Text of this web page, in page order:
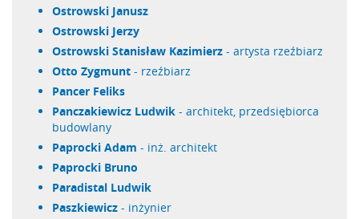
Ostrowski Janusz
Ostrowski Jerzy
Ostrowski Stanisław Kazimierz - artysta rzeźbiarz
Otto Zygmunt - rzeźbiarz
Pancer Feliks
Panczakiewicz Ludwik - architekt, przedsiębiorca
budowlany
Paprocki Adam - inż. architekt
Paprocki Bruno
Paradistal Ludwik
Paszkiewicz - inżynier